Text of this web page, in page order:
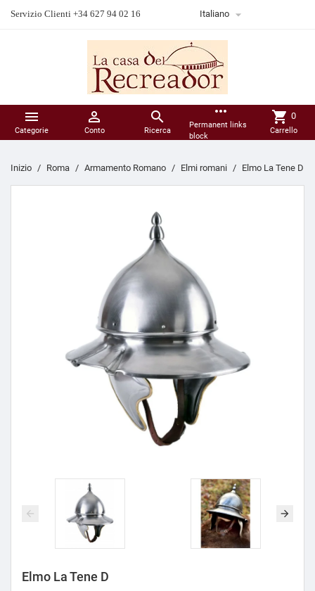
Servizio Clienti +34 627 94 02 16 Italiano 

Categorie

Conto

Ricerca
more_horiz
Permanent links
block
shopping_cart 0
Carrello
Inizio Roma Armamento Romano Elmi romani Elmo La Tene D
Elmo La Tene D